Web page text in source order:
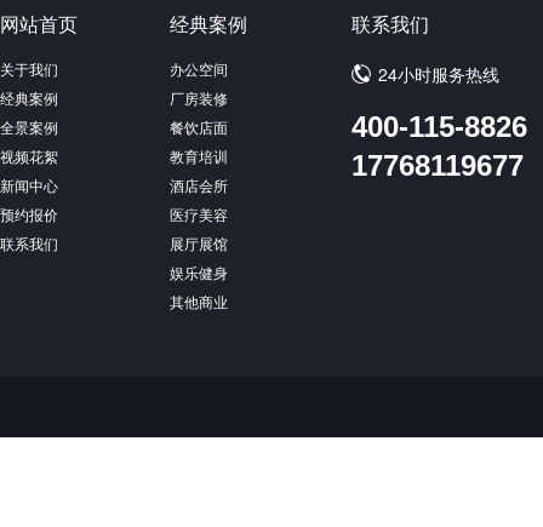
网站首页
关于我们
经典案例
全景案例
视频花絮
新闻中心
预约报价
联系我们
经典案例
办公空间
厂房装修
餐饮店面
教育培训
酒店会所
医疗美容
展厅展馆
娱乐健身
其他商业
联系我们
24小时服务热线
400-115-8826
17768119677